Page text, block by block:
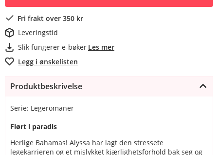
Fri frakt over 350 kr
Leveringstid
Slik fungerer e-bøker Les mer
Legg i ønskelisten
Produktbeskrivelse
Serie: Legeromaner
Flørt i paradis
Herlige Bahamas! Alyssa har lagt den stressete
legekarrieren og et mislykket kjærlighetsforhold bak seg og